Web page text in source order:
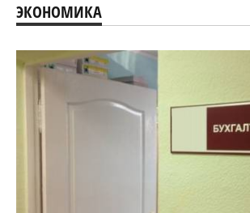
ЭКОНОМИКА